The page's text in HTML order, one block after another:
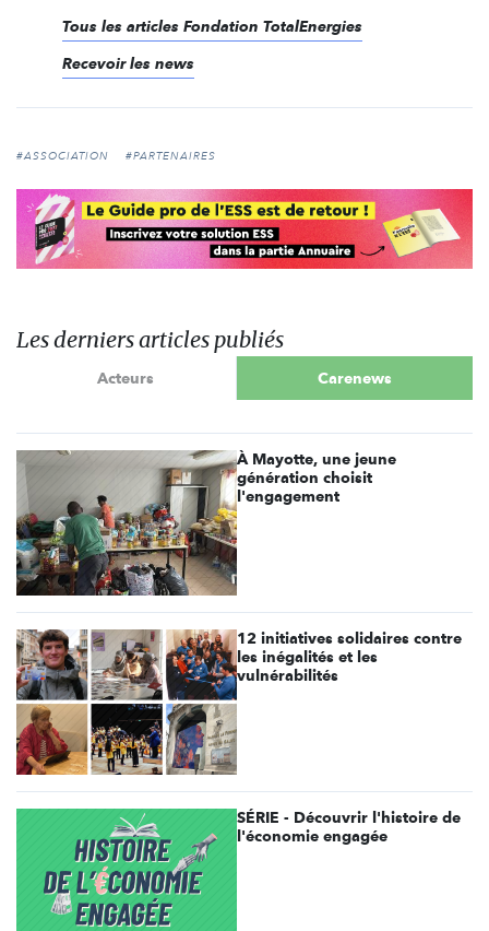
Tous les articles Fondation TotalEnergies
Recevoir les news
#ASSOCIATION #PARTENAIRES
Les derniers articles publiés
Acteurs Carenews
À Mayotte, une jeune
génération choisit
l'engagement
12 initiatives solidaires contre
les inégalités et les
vulnérabilités
SÉRIE - Découvrir l'histoire de
l'économie engagée